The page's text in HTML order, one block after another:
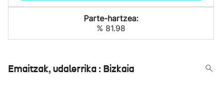
Parte-hartzea:
% 81.98
Emaitzak, udalerrika : Bizkaia